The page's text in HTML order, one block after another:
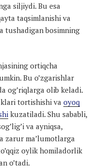
siljiydi. Bu esa
taqsimlanishi va
tushadigan bosimning
ortiqcha
Bu o’zgarishlar
og’riqlarga olib keladi.
tortishishi va oyoq
kuzatiladi. Shu sababli,
va ayniqsa,
zarur ma’lumotlarga
oylik homiladorlik
o’tadi.